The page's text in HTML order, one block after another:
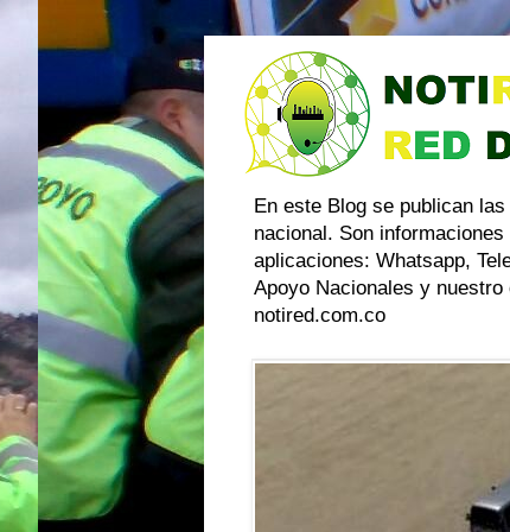
En este Blog se publican
nacional. Son
aplicaciones: Whatsapp,
Apoyo Nacionales y
notired.com.co